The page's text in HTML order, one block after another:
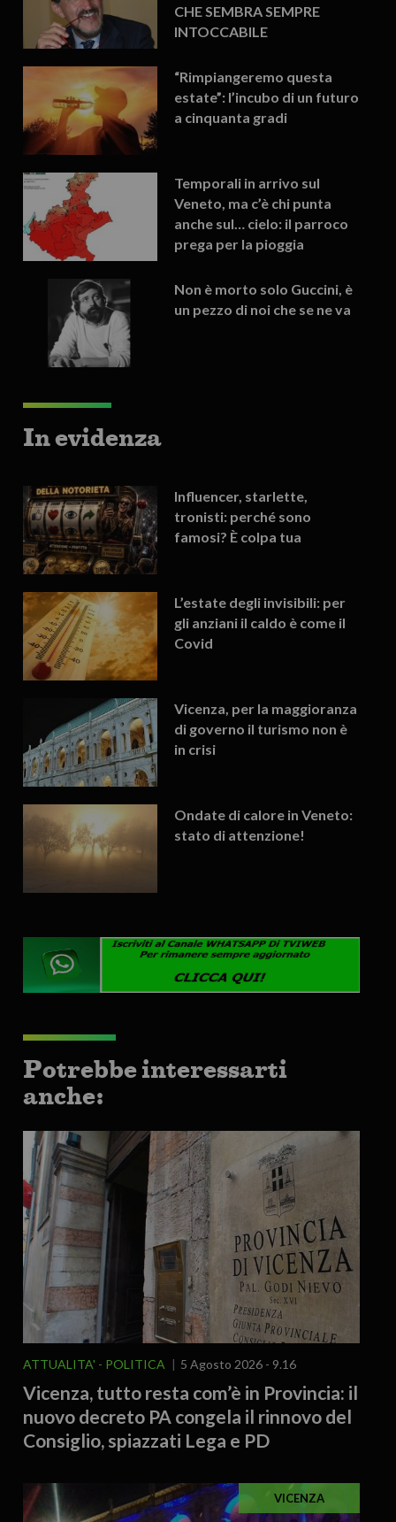
CHE SEMBRA SEMPRE
INTOCCABILE
“Rimpiangeremo questa
estate”: l’incubo di un futuro
a cinquanta gradi
Temporali in arrivo sul
Veneto, ma c’è chi punta
anche sul… cielo: il parroco
prega per la pioggia
Non è morto solo Guccini, è
un pezzo di noi che se ne va
In evidenza
Influencer, starlette,
tronisti: perché sono
famosi? È colpa tua
L’estate degli invisibili: per
gli anziani il caldo è come il
Covid
Vicenza, per la maggioranza
di governo il turismo non è
in crisi
Ondate di calore in Veneto:
stato di attenzione!
Potrebbe interessarti
anche:
ATTUALITA' POLITICA 5 Agosto 2026 - 9.16
Vicenza, tutto resta com’è in Provincia: il
nuovo decreto PA congela il rinnovo del
Consiglio, spiazzati Lega e PD
VICENZA